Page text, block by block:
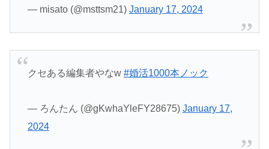
— misato (@msttsm21) January 17, 2024
クセある編集者やなw #婚活1000本ノック
— ろんたん (@gKwhaYleFY28675) January 17,
2024